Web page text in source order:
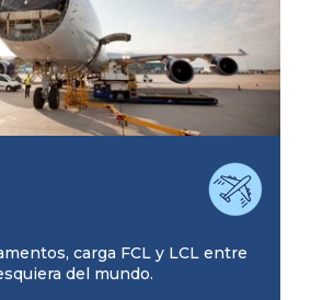
carga FCL y LCL entre
del mundo.